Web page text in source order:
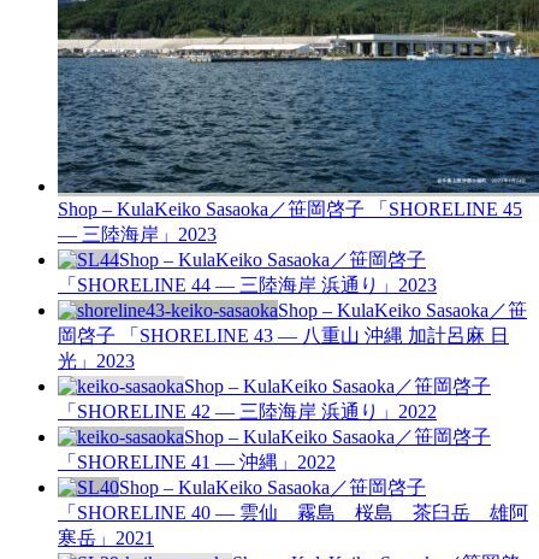
Shop – KulaKeiko Sasaoka／笹岡啓子 「SHORELINE 45
— 三陸海岸」 2023
Shop – KulaKeiko Sasaoka／笹岡啓子
「SHORELINE 44 — 三陸海岸 浜通り」 2023
Shop – KulaKeiko Sasaoka／笹
岡啓子 「SHORELINE 43 — 八重山 沖縄 加計呂麻 日
光」 2023
Shop – KulaKeiko Sasaoka／笹岡啓子
「SHORELINE 42 — 三陸海岸 浜通り」 2022
Shop – KulaKeiko Sasaoka／笹岡啓子
「SHORELINE 41 — 沖縄」 2022
Shop – KulaKeiko Sasaoka／笹岡啓子
「SHORELINE 40 — 雲仙 霧島 桜島 茶臼岳 雄阿
寒岳」 2021